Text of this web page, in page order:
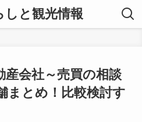
しと観光情報
産会社～売買の相談
まとめ！比較検討す